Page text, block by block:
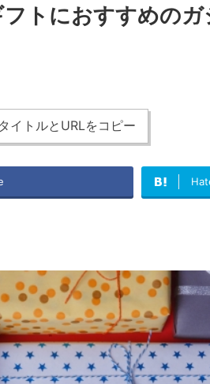
フトにおすすめの
イトルとURLをコピー